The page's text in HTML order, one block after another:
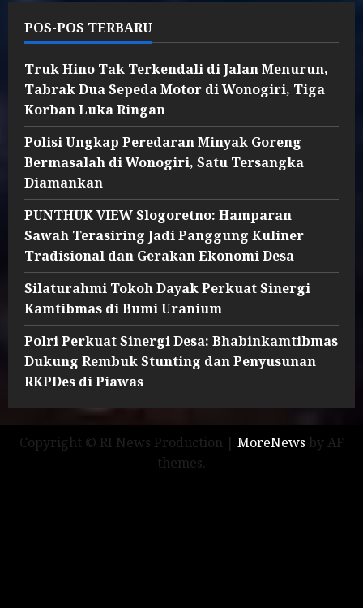
POS-POS TERBARU
Truk Hino Tak Terkendali di Jalan Menurun,
Tabrak Dua Sepeda Motor di Wonogiri, Tiga
Korban Luka Ringan
Polisi Ungkap Peredaran Minyak Goreng
Bermasalah di Wonogiri, Satu Tersangka
Diamankan
PUNTHUK VIEW Slogoretno: Hamparan
Sawah Terasiring Jadi Panggung Kuliner
Tradisional dan Gerakan Ekonomi Desa
Silaturahmi Tokoh Dayak Perkuat Sinergi
Kamtibmas di Bumi Uranium
Polri Perkuat Sinergi Desa: Bhabinkamtibmas
Dukung Rembuk Stunting dan Penyusunan
RKPDes di Piawas
Copyright © RI News Production | MoreNews by AF
themes.